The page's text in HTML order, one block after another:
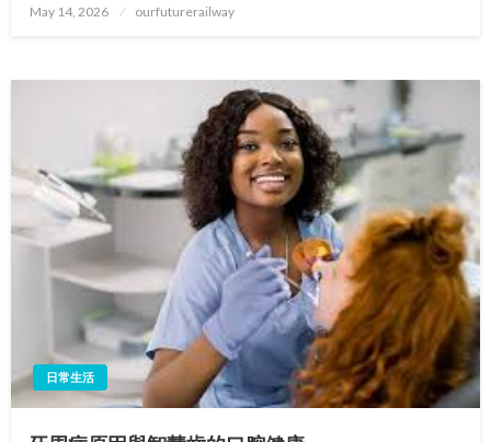
Posted
May 14, 2026 ourfuturerailway
日常生活